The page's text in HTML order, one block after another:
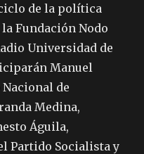
de la política
Fundación Nodo
Universidad de
Manuel
de
Medina,
Águila,
Partido Socialista y